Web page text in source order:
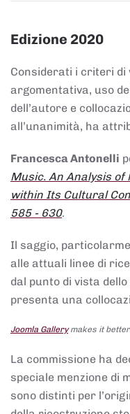
Edizione 2020
Considerati i criteri
argomentativa, uso
dell’autore e
all’unanimità, ha
Francesca Antonelli
Music. An Analysis of
within Its Cultural
585 - 630.
Il saggio,
alle attuali linee di
dal punto di vista
presenta una
Joomla Gallerymakes it
La commissione ha
speciale menzione di
sono distinti per